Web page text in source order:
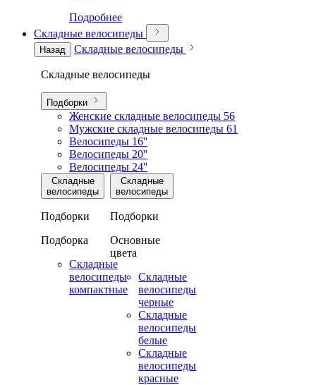
Подробнее
Складные велосипеды
Назад Складные велосипеды
Складные велосипеды
Подборки
Женские складные велосипеды 56
Мужские складные велосипеды 61
Велосипеды 16''
Велосипеды 20''
Велосипеды 24''
Складные
велосипеды
Подборки
Подборка
Складные
велосипеды
компактные
Складные
велосипеды
Подборки
Основные
цвета
Складные
велосипеды
черные
Складные
велосипеды
белые
Складные
велосипеды
красные